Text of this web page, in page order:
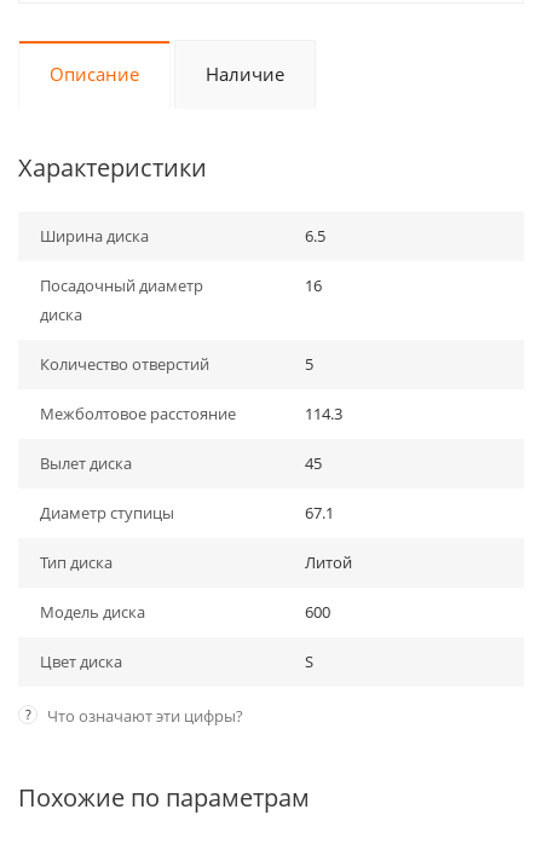
Описание Наличие
Характеристики
Ширина диска 6.5
Посадочный диаметр
диска
16
Количество отверстий 5
Межболтовое расстояние 114.3
Вылет диска 45
Диаметр ступицы 67.1
Тип диска Литой
Модель диска 600
Цвет диска S
? Что означают эти цифры?
Похожие по параметрам